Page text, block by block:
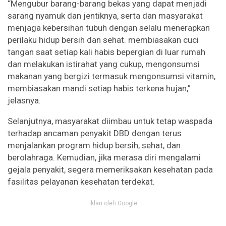
“Mengubur barang-barang bekas yang dapat menjadi
sarang nyamuk dan jentiknya, serta dan masyarakat
menjaga kebersihan tubuh dengan selalu menerapkan
perilaku hidup bersih dan sehat. membiasakan cuci
tangan saat setiap kali habis bepergian di luar rumah
dan melakukan istirahat yang cukup, mengonsumsi
makanan yang bergizi termasuk mengonsumsi vitamin,
membiasakan mandi setiap habis terkena hujan,”
jelasnya.
Selanjutnya, masyarakat diimbau untuk tetap waspada
terhadap ancaman penyakit DBD dengan terus
menjalankan program hidup bersih, sehat, dan
berolahraga. Kemudian, jika merasa diri mengalami
gejala penyakit, segera memeriksakan kesehatan pada
fasilitas pelayanan kesehatan terdekat.
Iklan oleh Google